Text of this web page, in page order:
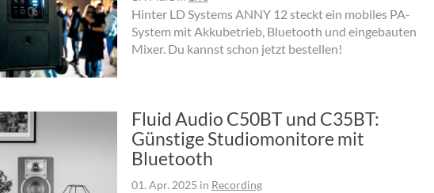
Hinter LD Systems ANNY 12 steckt ein mobiles PA-
System mit Akkubetrieb, Bluetooth und eingebauten
Mixer. Du kannst schon jetzt bestellen!
Fluid Audio C50BT und C35BT:
Günstige Studiomonitore mit
Bluetooth
01. Apr. 2025 in Recording